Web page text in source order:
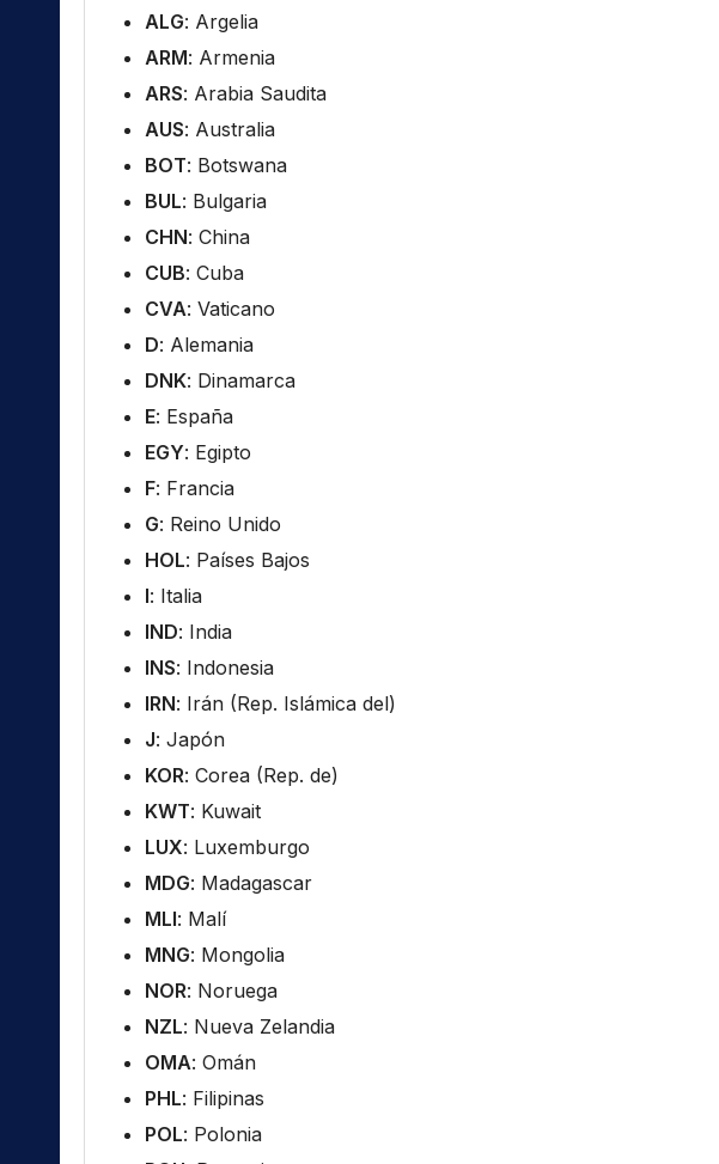
ALG: Argelia
ARM: Armenia
ARS: Arabia Saudita
AUS: Australia
BOT: Botswana
BUL: Bulgaria
CHN: China
CUB: Cuba
CVA: Vaticano
D: Alemania
DNK: Dinamarca
E: España
EGY: Egipto
F: Francia
G: Reino Unido
HOL: Países Bajos
I: Italia
IND: India
INS: Indonesia
IRN: Irán (Rep. Islámica del)
J: Japón
KOR: Corea (Rep. de)
KWT: Kuwait
LUX: Luxemburgo
MDG: Madagascar
MLI: Malí
MNG: Mongolia
NOR: Noruega
NZL: Nueva Zelandia
OMA: Omán
PHL: Filipinas
POL: Polonia